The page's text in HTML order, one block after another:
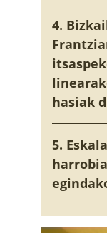
4.
hasiak
5.